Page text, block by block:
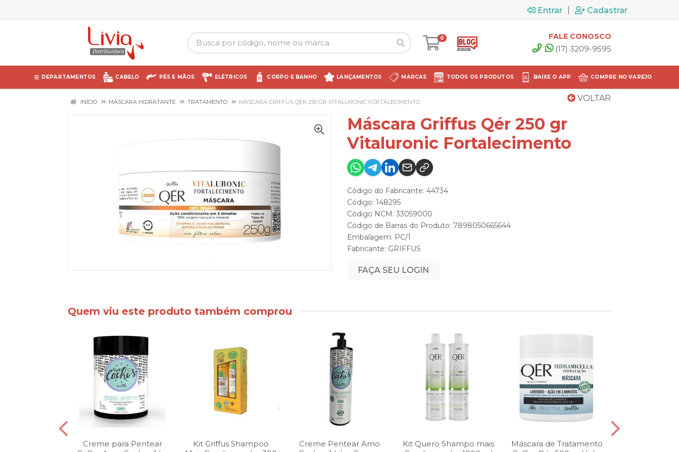
Entrar Cadastrar
0 FALE CONOSCO
(17) 3209-9595
DEPARTAMENTOS CABELO PÉS E MÃOS ELÉTRICOS CORPO E BANHO LANÇAMENTOS MARCAS TODOS OS PRODUTOS BAIXE O APP COMPRE NO VAREJO
VOLTAR
INÍCIO MÁSCARA HIDRATANTE TRATAMENTO MÁSCARA GRIFFUS QÉR 250 GR VITALURONIC FORTALECIMENTO
Máscara Griffus Qér 250 gr
Vitaluronic Fortalecimento
Código do Fabricante: 44734
Código: 148295
Código NCM: 33059000
Código de Barras do Produto: 7898050665644
Embalagem: PC/1
Fabricante: GRIFFUS
FAÇA SEU LOGIN
Quem viu este produto também comprou
Creme para Pentear
Kit Griffus Shampoo
Creme Pentear Amo
Kit Quero Shampo mais
Máscara de Tratamento